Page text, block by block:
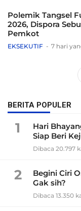
Polemik Tangsel
2026, Dispora
Pemkot
EKSEKUTIF 7 hari
BERITA POPULER
1
Hari
Siap Beri
Dibaca 20.797
2
Begini Ciri
Gak sih?
Dibaca 13.350